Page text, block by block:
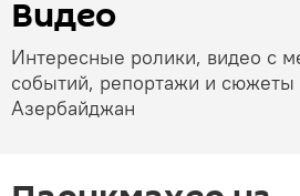
Видео
Интересные ролики, видео с
событий, репортажи и сюжеты
Азербайджан